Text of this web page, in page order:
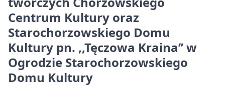
Centrum Kultury oraz
Starochorzowskiego Domu
Kultury pn. ,,Tęczowa Kraina’’ w
Ogrodzie Starochorzowskiego
Domu Kultury